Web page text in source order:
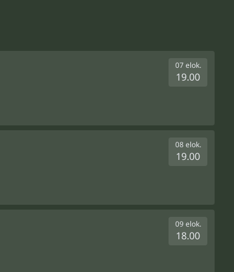
07 elok.
19.00
08 elok.
19.00
09 elok.
18.00